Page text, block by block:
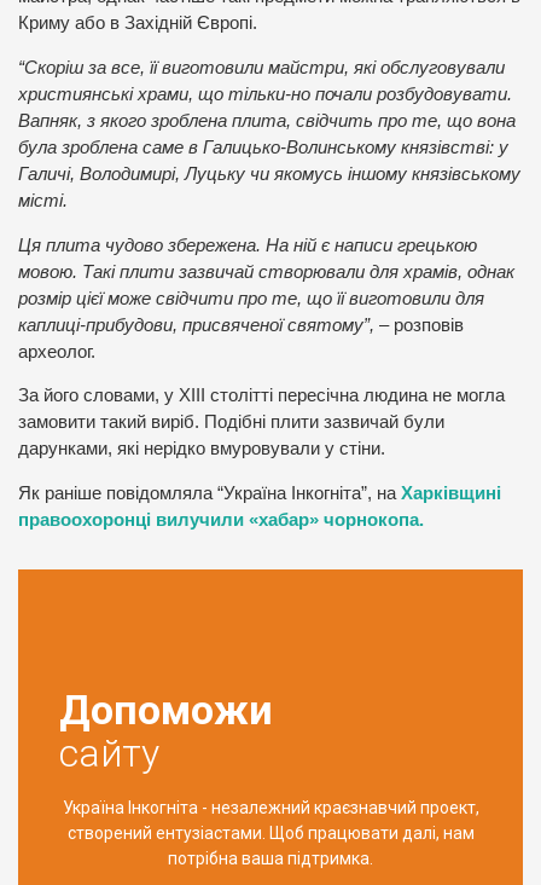
Криму або в Західній Європі.
“Скоріш за все, її виготовили майстри, які обслуговували
християнські храми, що тільки-но почали розбудовувати.
Вапняк, з якого зроблена плита, свідчить про те, що вона
була зроблена саме в Галицько-Волинському князівстві: у
Галичі, Володимирі, Луцьку чи якомусь іншому князівському
місті.
Ця плита чудово збережена. На ній є написи грецькою
мовою. Такі плити зазвичай створювали для храмів, однак
розмір цієї може свідчити про те, що її виготовили для
каплиці-прибудови, присвяченої святому”, – розповів
археолог.
За його словами, у XIII столітті пересічна людина не могла
замовити такий виріб. Подібні плити зазвичай були
дарунками, які нерідко вмуровували у стіни.
Як раніше повідомляла “Україна Інкогніта”, на Харківщині
правоохоронці вилучили «хабар» чорнокопа.
Допоможи
сайту
Україна Інкогніта - незалежний краєзнавчий проект,
створений ентузіастами. Щоб працювати далі, нам
потрібна ваша підтримка.